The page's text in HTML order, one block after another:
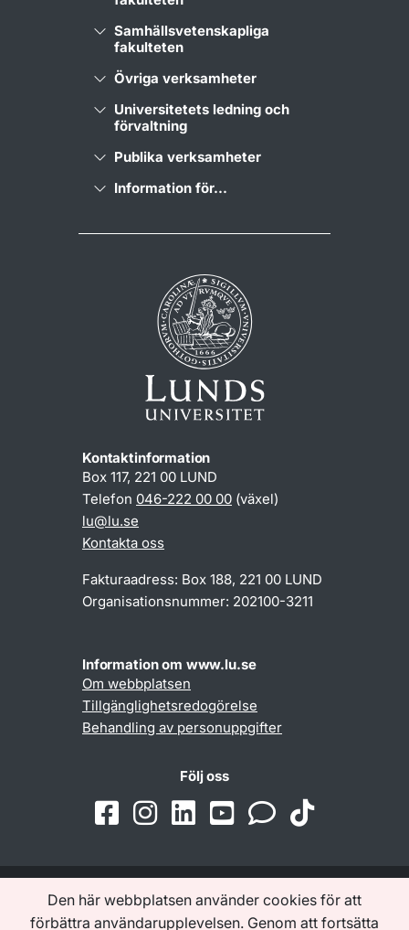
Den här webbplatsen använder cookies för att
förbättra användarupplevelsen. Genom att fortsätta
Samhällsvetenskapliga
fakulteten
Övriga verksamheter
Universitetets ledning och
förvaltning
Publika verksamheter
Information för...
Kontaktinformation
Box 117, 221 00 LUND
Telefon 046-222 00 00 (växel)
lu@lu.se
Kontakta oss
Fakturaadress: Box 188, 221 00 LUND
Organisationsnummer: 202100-3211
Information om www.lu.se
Om webbplatsen
Tillgänglighetsredogörelse
Behandling av personuppgifter
Följ oss
Samarbeten och nätverk